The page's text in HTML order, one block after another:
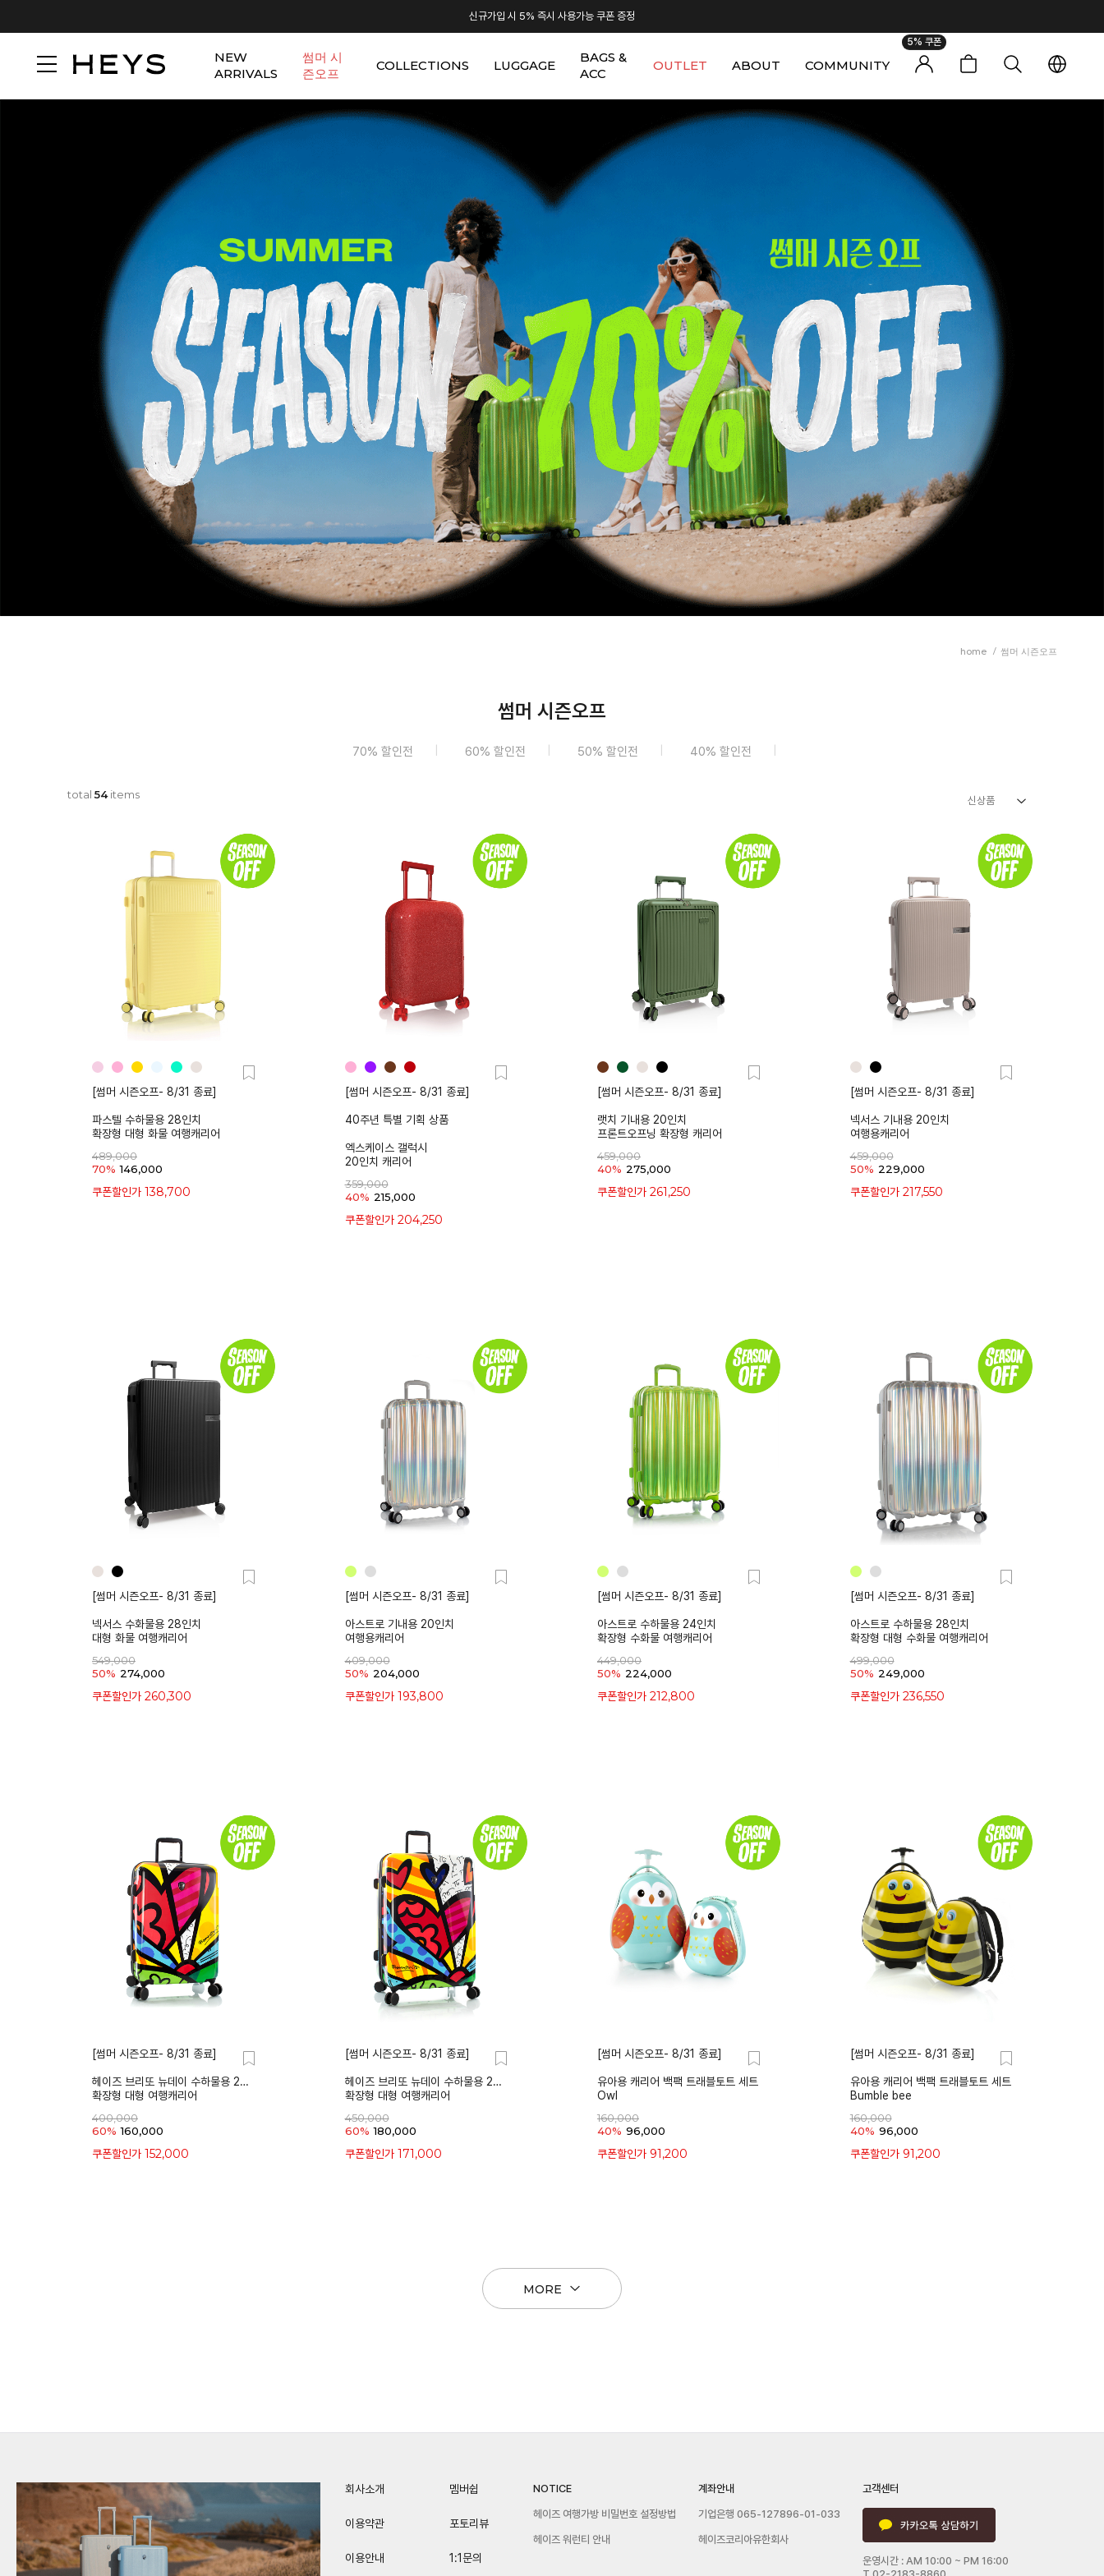
신규가입 시 5% 즉시 사용가능 쿠폰 증정
NEW
ARRIVALS
썸머 시
즌오프
COLLECTIONS LUGGAGE
BAGS &
ACC
OUTLET ABOUT COMMUNITY
5% 쿠폰
home / 썸머 시즌오프
썸머 시즌오프
70% 할인전 60% 할인전 50% 할인전 40% 할인전
total 54items
신상품
인기순
상품명
높은가격
낮은가격
[썸머 시즌오프- 8/31 종료]
파스텔 수하물용 28인치
확장형 대형 화물 여행캐리어
489,000
70% 146,000
쿠폰할인가 138,700
[썸머 시즌오프- 8/31 종료]
40주년 특별 기획 상품
엑스케이스 갤럭시
20인치 캐리어
359,000
40% 215,000
쿠폰할인가 204,250
[썸머 시즌오프- 8/31 종료]
랫치 기내용 20인치
프론트오프닝 확장형 캐리어
459,000
40% 275,000
쿠폰할인가 261,250
[썸머 시즌오프- 8/31 종료]
넥서스 기내용 20인치
여행용캐리어
459,000
50% 229,000
쿠폰할인가 217,550
[썸머 시즌오프- 8/31 종료]
넥서스 수화물용 28인치
대형 화물 여행캐리어
549,000
50% 274,000
쿠폰할인가 260,300
[썸머 시즌오프- 8/31 종료]
아스트로 기내용 20인치
여행용캐리어
409,000
50% 204,000
쿠폰할인가 193,800
[썸머 시즌오프- 8/31 종료]
아스트로 수하물용 24인치
확장형 수화물 여행캐리어
449,000
50% 224,000
쿠폰할인가 212,800
[썸머 시즌오프- 8/31 종료]
아스트로 수하물용 28인치
확장형 대형 수화물 여행캐리어
499,000
50% 249,000
쿠폰할인가 236,550
[썸머 시즌오프- 8/31 종료]
헤이즈 브리또 뉴데이 수하물용 24인치
확장형 대형 여행캐리어
400,000
60% 160,000
쿠폰할인가 152,000
[썸머 시즌오프- 8/31 종료]
헤이즈 브리또 뉴데이 수하물용 28인치
확장형 대형 여행캐리어
450,000
60% 180,000
쿠폰할인가 171,000
[썸머 시즌오프- 8/31 종료]
유아용 캐리어 백팩 트래블토트 세트
Owl
160,000
40% 96,000
쿠폰할인가 91,200
[썸머 시즌오프- 8/31 종료]
유아용 캐리어 백팩 트래블토트 세트
Bumble bee
160,000
40% 96,000
쿠폰할인가 91,200
MORE
회사소개
이용약관
이용안내
멤버쉽
포토리뷰
1:1문의
NOTICE
헤이즈 여행가방 비밀번호 설정방법
헤이즈 워런티 안내
계좌안내
기업은행 065-127896-01-033
헤이즈코리아유한회사
고객센터
운영시간 : AM 10:00 ~ PM 16:00
T.02-2183-8860